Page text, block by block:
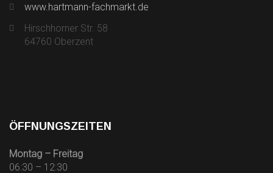
www.hartmann-fachmarkt.de
Hirschhorner Str. 58
64760 Oberzent
ÖFFNUNGSZEITEN
Montag – Freitag
06:30 – 12:30